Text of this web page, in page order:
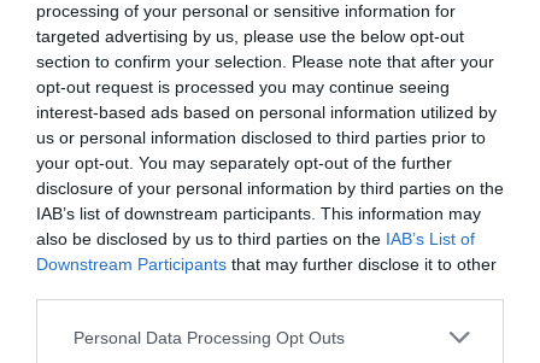
processing of your personal or sensitive information for
targeted advertising by us, please use the below opt-out
section to confirm your selection. Please note that after your
opt-out request is processed you may continue seeing
interest-based ads based on personal information utilized by
us or personal information disclosed to third parties prior to
your opt-out. You may separately opt-out of the further
disclosure of your personal information by third parties on the
IAB’s list of downstream participants. This information may
also be disclosed by us to third parties on the IAB’s List of
Downstream Participants that may further disclose it to other
Please note that this website/app uses one or more Google
Personal Data Processing Opt Outs
Fotó:Dan Gabriel Atanasie / Shutterstock.com
Ez is érdekelhet!